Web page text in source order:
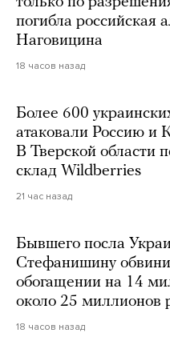
погибла российская
Наговицина
18 часов назад
Более 600
атаковали Россию и
В Тверской области
склад Wildberries
21 час назад
Бывшего посла
Стефанишину
обогащении на 14
около 25 миллионов
18 часов назад